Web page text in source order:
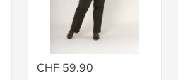
CHF 59.90